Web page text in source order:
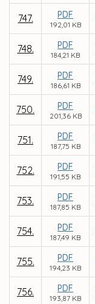
747. PDF
192,01 KB
748. PDF
184,21 KB
749. PDF
186,61 KB
750. PDF
201,36 KB
751. PDF
187,75 KB
752. PDF
191,55 KB
753. PDF
187,85 KB
754. PDF
187,49 KB
755. PDF
194,23 KB
756. PDF
193,87 KB